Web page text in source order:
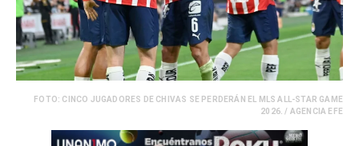
FOTO: CINCO JUGADORES DE CHIVAS SE PERDERÁN EL MLS ALL-STAR GAME
2026. / AGENCIA EFE